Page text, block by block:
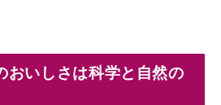
おいしさは科学と自然の